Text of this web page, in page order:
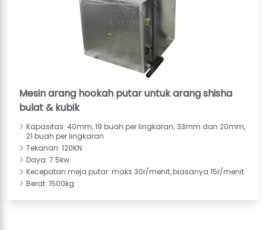
Mesin arang hookah putar untuk arang shisha
bulat & kubik
Kapasitas: 40mm, 19 buah per lingkaran; 33mm dan 20mm,
21 buah per lingkaran
Tekanan: 120KN
Daya: 7.5kw
Kecepatan meja putar: maks 30r/menit, biasanya 15r/menit
Berat: 1500kg